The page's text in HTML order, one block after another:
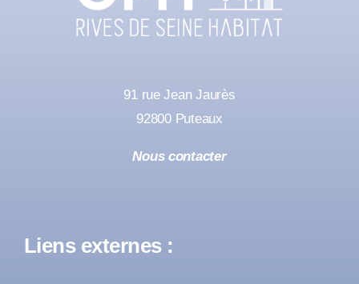
91 rue Jean Jaurès
92800 Puteaux
Nous contacter
Liens externes :